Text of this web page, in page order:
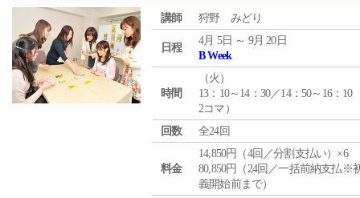
講師 狩野 みどり
日程
4月 5日 ～ 9月 20日
B Week
時間
（火 ）
13：10～14：30／14：50～16：10
2コマ）
回数
全24回
料金
14,850円（4回／分割支払い）×6
80,850円（24回／一括前納支払※
義開始前まで）